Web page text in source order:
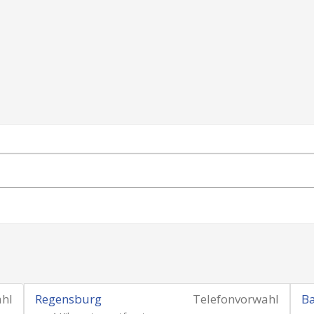
Telefonvorwahl
Regensburg